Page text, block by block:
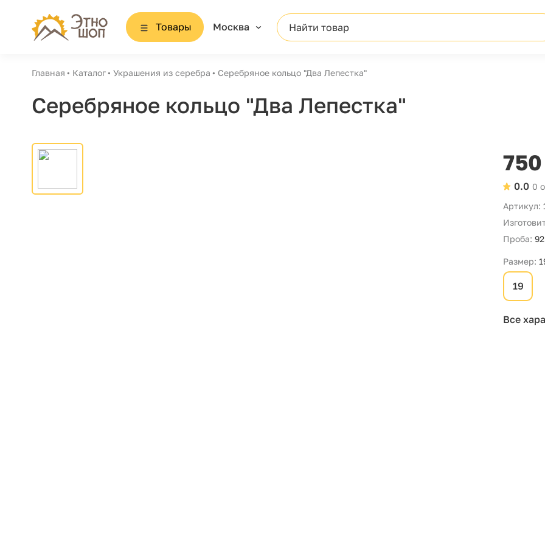
Товары Москва Найти товар
Главная Каталог Украшения из серебра Серебряное кольцо "Два Лепестка"
Серебряное кольцо "Два Лепестка"
0
0.0
Артикул:
Проба:
Размер:
19
Все